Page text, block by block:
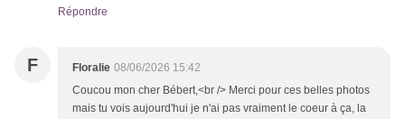
Répondre
F Floralie 08/06/2026 15:42
Coucou mon cher Bébert,<br /> Merci pour ces belles photos
mais tu vois aujourd'hui je n'ai pas vraiment le coeur à ça, la